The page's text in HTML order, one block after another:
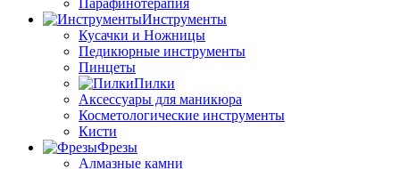
Парафинотерапия
Инструменты
Кусачки и Ножницы
Педикюрные инструменты
Пинцеты
Пилки
Аксессуары для маникюра
Косметологические инструменты
Кисти
Фрезы
Алмазные камни